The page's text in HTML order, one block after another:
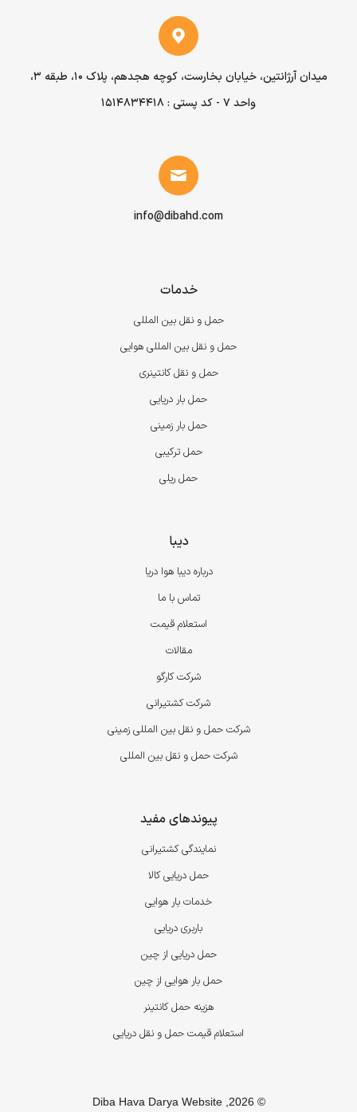
میدان آرژانتین، خیابان بخارست، کوچه هجدهم، پلاک ۱۰، طبقه ۳،
واحد ۷ - کد پستی : 1514834418
info@dibahd.com
خدمات
حمل و نقل بین المللی
حمل و نقل بین المللی هوایی
حمل و نقل کانتینری
حمل بار دریایی
حمل بار زمینی
حمل ترکیبی
حمل ریلی
دیبا
درباره دیبا هوا دریا
تماس با ما
استعلام قیمت
مقالات
شرکت کارگو
شرکت کشتیرانی
شرکت حمل و نقل بین المللی زمینی
شرکت حمل و نقل بین المللی
پیوندهای مفید
نمایندگی کشتیرانی
حمل دریایی کالا
خدمات بار هوایی
باربری دریایی
حمل دریایی از چین
حمل بار هوایی از چین
هزینه حمل کانتینر
استعلام قیمت حمل و نقل دریایی
© 2026, Diba Hava Darya Website